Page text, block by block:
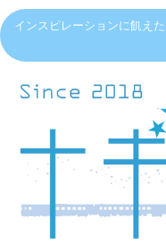
インスピレーションに飢え